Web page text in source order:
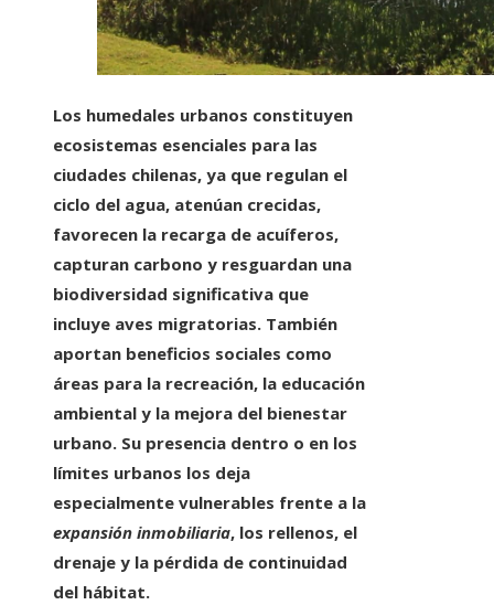
Los humedales urbanos constituyen
ecosistemas esenciales para las
ciudades chilenas, ya que regulan el
ciclo del agua, atenúan crecidas,
favorecen la recarga de acuíferos,
capturan carbono y resguardan una
biodiversidad significativa que
incluye aves migratorias. También
aportan beneficios sociales como
áreas para la recreación, la educación
ambiental y la mejora del bienestar
urbano. Su presencia dentro o en los
límites urbanos los deja
especialmente vulnerables frente a la
expansión inmobiliaria, los rellenos, el
drenaje y la pérdida de continuidad
del hábitat.